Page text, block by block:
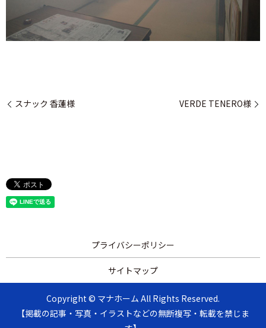
スナック 香蓮様 VERDE TENERO様
プライバシーポリシー
サイトマップ
Copyright © マナホーム All Rights Reserved.
【掲載の記事・写真・イラストなどの無断複写・転載を禁じま